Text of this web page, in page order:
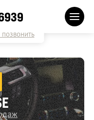
позвонить